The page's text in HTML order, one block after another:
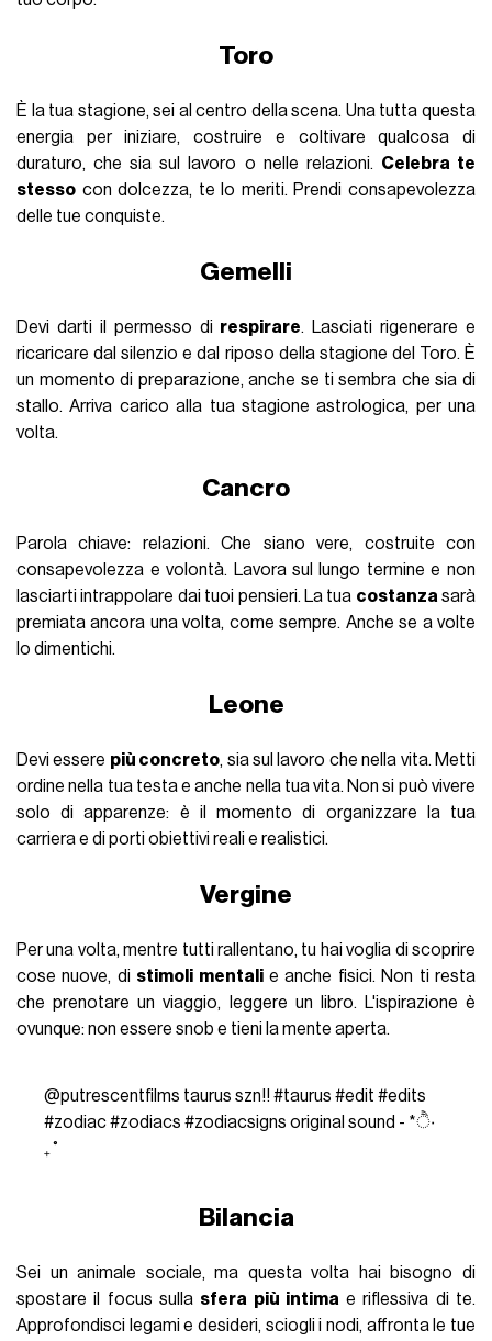
Toro
È la tua stagione, sei al centro della scena. Una tutta questa
energia per iniziare, costruire e coltivare qualcosa di
duraturo, che sia sul lavoro o nelle relazioni. Celebra te
stesso con dolcezza, te lo meriti. Prendi consapevolezza
delle tue conquiste.
Gemelli
Devi darti il permesso di respirare. Lasciati rigenerare e
ricaricare dal silenzio e dal riposo della stagione del Toro. È
un momento di preparazione, anche se ti sembra che sia di
stallo. Arriva carico alla tua stagione astrologica, per una
volta.
Cancro
Parola chiave: relazioni. Che siano vere, costruite con
consapevolezza e volontà. Lavora sul lungo termine e non
lasciarti intrappolare dai tuoi pensieri. La tua costanza sarà
premiata ancora una volta, come sempre. Anche se a volte
lo dimentichi.
Leone
Devi essere più concreto, sia sul lavoro che nella vita. Metti
ordine nella tua testa e anche nella tua vita. Non si può vivere
solo di apparenze: è il momento di organizzare la tua
carriera e di porti obiettivi reali e realistici.
Vergine
Per una volta, mentre tutti rallentano, tu hai voglia di scoprire
cose nuove, di stimoli mentalie anche fisici. Non ti resta
che prenotare un viaggio, leggere un libro. L'ispirazione è
ovunque: non essere snob e tieni la mente aperta.
@putrescentfilms taurus szn!! #taurus #edit #edits
#zodiac#zodiacs #zodiacsigns original sound - *ੈ‧
₊˚
Bilancia
Sei un animale sociale, ma questa volta hai bisogno di
spostare il focus sulla sfera più intima e riflessiva di te.
Approfondisci legami e desideri, sciogli i nodi, affronta le tue